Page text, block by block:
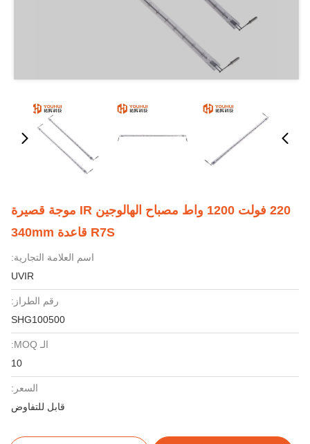
220 فولت 1200 واط مصباح الهالوجين IR موجة قصيرة
R7S قاعدة 340mm
اسم العلامة التجارية:
UVIR
رقم الطراز:
SHG100500
الـ MOQ:
10
السعر:
قابل للتفاوض